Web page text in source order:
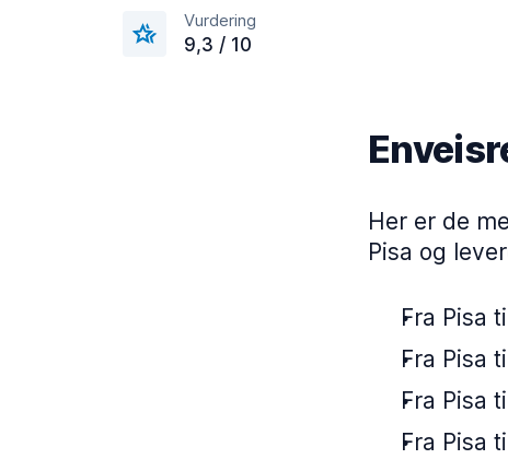
Vurdering
9,3 / 10
Her er de
Pisa og
Fra Pisa
Fra Pisa
Fra Pisa
Fra Pisa